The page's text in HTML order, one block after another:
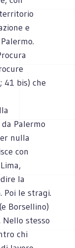
e
bis) che
Palermo
nulla
con
la
Poi le stragi.
Borsellino)
stesso
chi